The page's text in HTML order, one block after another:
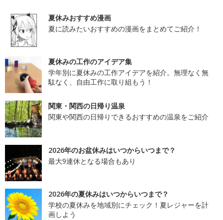
夏休みおすすめ漫画
夏に読みたいおすすめの漫画をまとめてご紹介！
夏休みの工作のアイデア集
学年別に夏休みの工作アイデアを紹介。無理なく無
駄なく、自由工作に取り組もう！
関東・関西の日帰り温泉
関東や関西の日帰りできるおすすめの温泉をご紹介
2026年のお盆休みはいつからいつまで？
最大9連休となる場合もあり
2026年の夏休みはいつからいつまで？
学校の夏休みを地域別にチェック！夏レジャーを計
画しよう